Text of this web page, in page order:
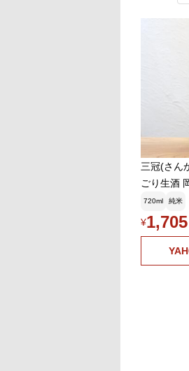
三冠(さん
ごり生酒
便発送|岡
きりした
む、揚げ
720ml 純米
¥1,705